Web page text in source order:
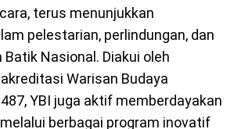
terus menunjukkan
pelestarian, perlindungan, dan
Nasional. Diakui oleh
Warisan Budaya
YBI juga aktif memberdayakan
berbagai program inovatif